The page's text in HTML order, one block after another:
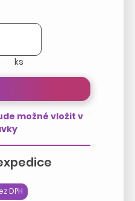
možné vložit v
DPH